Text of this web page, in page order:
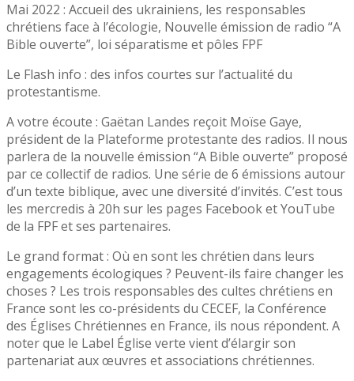
Mai 2022 : Accueil des ukrainiens, les responsables
chrétiens face à l’écologie, Nouvelle émission de radio “A
Bible ouverte”, loi séparatisme et pôles FPF
Le Flash info : des infos courtes sur l’actualité du
protestantisme.
A votre écoute : Gaëtan Landes reçoit Moïse Gaye,
président de la Plateforme protestante des radios. Il nous
parlera de la nouvelle émission “A Bible ouverte” proposé
par ce collectif de radios. Une série de 6 émissions autour
d’un texte biblique, avec une diversité d’invités. C’est tous
les mercredis à 20h sur les pages Facebook et YouTube
de la FPF et ses partenaires.
Le grand format : Où en sont les chrétien dans leurs
engagements écologiques ? Peuvent-ils faire changer les
choses ? Les trois responsables des cultes chrétiens en
France sont les co-présidents du CECEF, la Conférence
des Églises Chrétiennes en France, ils nous répondent. A
noter que le Label Église verte vient d’élargir son
partenariat aux œuvres et associations chrétiennes.